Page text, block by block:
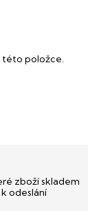
položce.
zboží skladem
odeslání